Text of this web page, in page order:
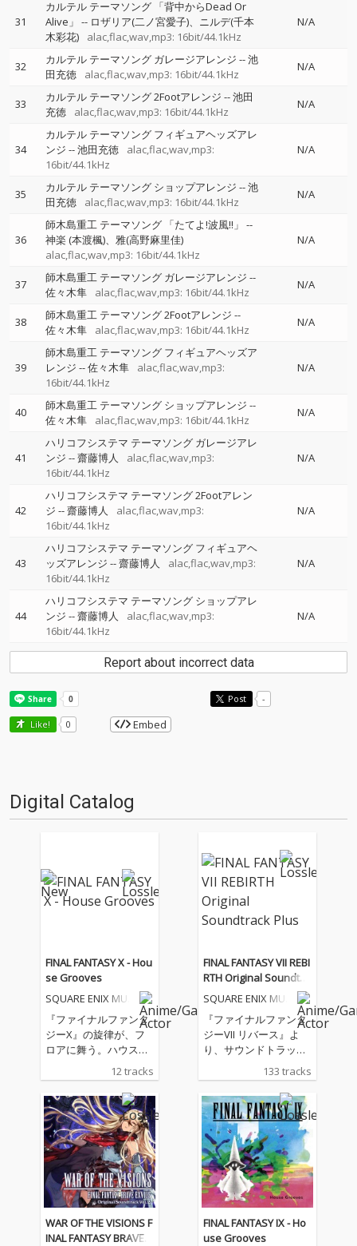
31
カルテル テーマソング 「背中からDead Or
Alive」 -- ロザリア(二ノ宮愛子)、ニルデ(千本
木彩花)
alac,flac,wav,mp3: 16bit/44.1kHz
N/A
32 カルテル テーマソング ガレージアレンジ --池
田充徳
alac,flac,wav,mp3: 16bit/44.1kHz
N/A
33 カルテル テーマソング 2Footアレンジ --池田
充徳
alac,flac,wav,mp3: 16bit/44.1kHz
N/A
34
カルテル テーマソング フィギュアヘッズアレ
ンジ --池田充徳
alac,flac,wav,mp3:
16bit/44.1kHz
N/A
35 カルテル テーマソング ショップアレンジ --池
田充徳
alac,flac,wav,mp3: 16bit/44.1kHz
N/A
36
師木島重工 テーマソング 「たてよ!波風!!」 --
神楽 (本渡楓)、雅(高野麻里佳)
alac,flac,wav,mp3: 16bit/44.1kHz
N/A
37 師木島重工 テーマソング ガレージアレンジ --
佐々木隼
alac,flac,wav,mp3: 16bit/44.1kHz
N/A
38 師木島重工 テーマソング 2Footアレンジ --
佐々木隼
alac,flac,wav,mp3: 16bit/44.1kHz
N/A
39
師木島重工 テーマソング フィギュアヘッズア
レンジ --佐々木隼
alac,flac,wav,mp3:
16bit/44.1kHz
N/A
40 師木島重工 テーマソング ショップアレンジ --
佐々木隼
alac,flac,wav,mp3: 16bit/44.1kHz
N/A
41
ハリコフシステマ テーマソング ガレージアレ
ンジ --齋藤博人
alac,flac,wav,mp3:
16bit/44.1kHz
N/A
42
ハリコフシステマ テーマソング 2Footアレン
ジ --齋藤博人
alac,flac,wav,mp3:
16bit/44.1kHz
N/A
43
ハリコフシステマ テーマソング フィギュアヘ
ッズアレンジ --齋藤博人
alac,flac,wav,mp3:
16bit/44.1kHz
N/A
44
ハリコフシステマ テーマソング ショップアレ
ンジ --齋藤博人
alac,flac,wav,mp3:
16bit/44.1kHz
N/A
Report about incorrect data
Post -
Like! 0 Embed
Digital Catalog
FINAL FANTASY X - Hou
se Grooves
SQUARE ENIX MUSI
『ファイナルファンタ
ジーX』の旋律が、フ
ロアに舞う。ハウスア
レンジが描く、祈りの
重低音。 好評を博した
『House Grooves』シ
リーズの第2弾が登
場。 「ザナルカンドに
て」「シーモアバト
ル」「いつか終わる
夢」など、『ファイナ
ルファンタジーX』を
彩る名曲たちが、ディ
ープハウスの深い残響
と溶け合うアレンジア
12 tracks
FINAL FANTASY VII REBI
RTH Original Soundtra
ck Plus
SQUARE ENIX MUSI
『ファイナルファンタ
ジーVII リバース』よ
り、サウンドトラック
ANTASY VII REBIRTH Or
iginal Soundtrack ～S
pecial edit version
～』、『FINAL FANTAS
Y VII REBIRTH Original
Soundtrack』、『FINA
L FANTASY VII REBIRTH
GOLD SAUCER ＆ MINI
GAME DISC』には未収
録のゲーム内BGMを全
133曲を収録。
133 tracks
WAR OF THE VISIONS F
INAL FANTASY BRAVE E
FINAL FANTASY IX - Ho
use Grooves